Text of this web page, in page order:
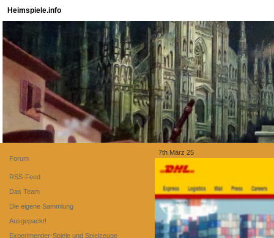
Heimspiele.info
7th März 25
Forum
RSS-Feed
Das Team
Die eigene Sammlung
Ausgepackt!
Experimentier-Spiele und Spielzeuge